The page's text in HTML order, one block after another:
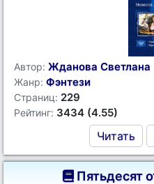
Автор: Жданова Светлана
Жанр: Фэнтези
Страниц: 229
Рейтинг: 3434 (4.55)
Читать
Пятьдесят